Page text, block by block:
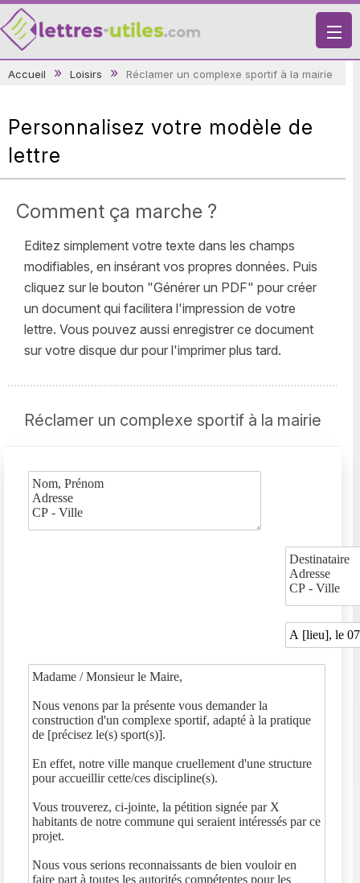
X
LETTRES-TYPES
RECHERCHE
Accueil Loisirs Réclamer un complexe sportif à la mairie
Personnalisez votre modèle de
lettre
Comment ça marche ?
Editez simplement votre texte dans les champs
modifiables, en insérant vos propres données. Puis
cliquez sur le bouton "Générer un PDF" pour créer
un document qui facilitera l'impression de votre
lettre. Vous pouvez aussi enregistrer ce document
sur votre disque dur pour l'imprimer plus tard.
Réclamer un complexe sportif à la mairie